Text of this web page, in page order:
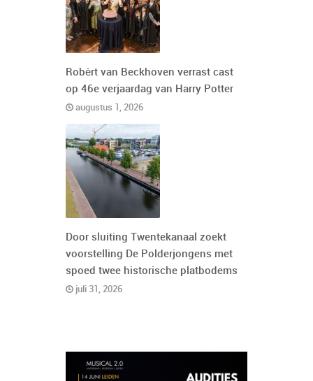
Robèrt van Beckhoven verrast cast
op 46e verjaardag van Harry Potter
augustus 1, 2026
Door sluiting Twentekanaal zoekt
voorstelling De Polderjongens met
spoed twee historische platbodems
juli 31, 2026